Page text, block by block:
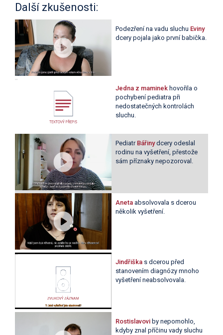
Další zkušenosti:
Podezření na vadu sluchu Eviny
dcery pojala jako první babička.
Jedna z maminekhovořila o
pochybení pediatra při
nedostatečných kontrolách
sluchu.
Pediatr Bářinydcery odeslal
rodinu na vyšetření, přestože
sám příznaky nepozoroval.
Aneta absolvovala s dcerou
několik vyšetření.
Jindřiška s dcerou před
stanovením diagnózy mnoho
vyšetření neabsolvovala.
Rostislavovi by nepomohlo,
kdyby znal příčinu vady sluchu